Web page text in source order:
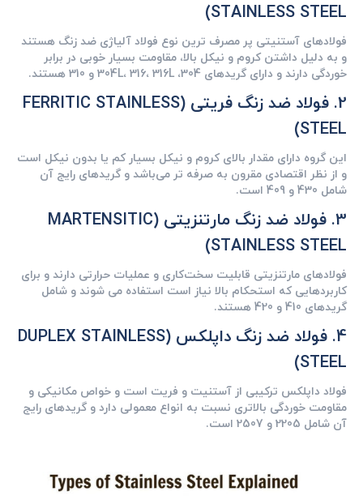
STAINLESS STEEL)
فولادهای آستنیتی پر مصرف ‌ترین نوع فولاد آلیاژی ضد زنگ هستند
و به دلیل داشتن کروم و نیکل بالا، مقاومت بسیار خوبی در برابر
خوردگی دارند و دارای گریدهای 304، 304L، 316، 316L و 310 هستند.
2. فولاد ضد زنگ فریتی (FERRITIC STAINLESS
STEEL)
این گروه دارای مقدار بالای کروم و نیکل بسیار کم یا بدون نیکل است
و از نظر اقتصادی مقرون ‌به‌ صرفه ‌تر می‌باشد و گریدهای رایج آن
شامل 430 و 409 است.
3. فولاد ضد زنگ مارتنزیتی (MARTENSITIC
STAINLESS STEEL)
فولادهای مارتنزیتی قابلیت سخت‌کاری و عملیات حرارتی دارند و برای
کاربردهایی که استحکام بالا نیاز است استفاده می‌ شوند و شامل
گریدهای 410 و 420 هستند.
4. فولاد ضد زنگ داپلکس (DUPLEX STAINLESS
STEEL)
فولاد داپلکس ترکیبی از آستنیت و فریت است و خواص مکانیکی و
مقاومت خوردگی بالاتری نسبت به انواع معمولی دارد و گریدهای رایج
آن شامل 2205 و 2507 است.